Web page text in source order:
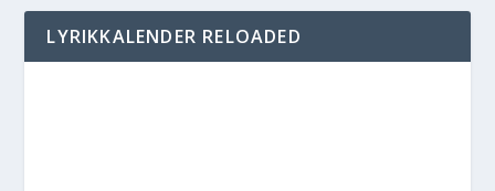
LYRIKKALENDER RELOADED